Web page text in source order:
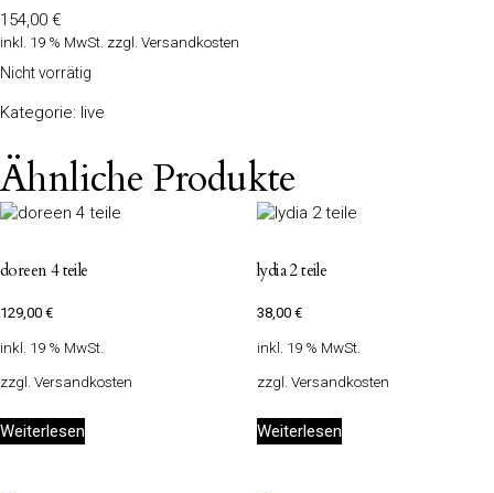
154,00 €
inkl. 19 % MwSt. zzgl. Versandkosten
Nicht vorrätig
Kategorie: live
Ähnliche Produkte
doreen 4 teile
129,00 €
inkl. 19 % MwSt.
zzgl. Versandkosten
Weiterlesen
lydia 2 teile
38,00 €
inkl. 19 % MwSt.
zzgl. Versandkosten
Weiterlesen